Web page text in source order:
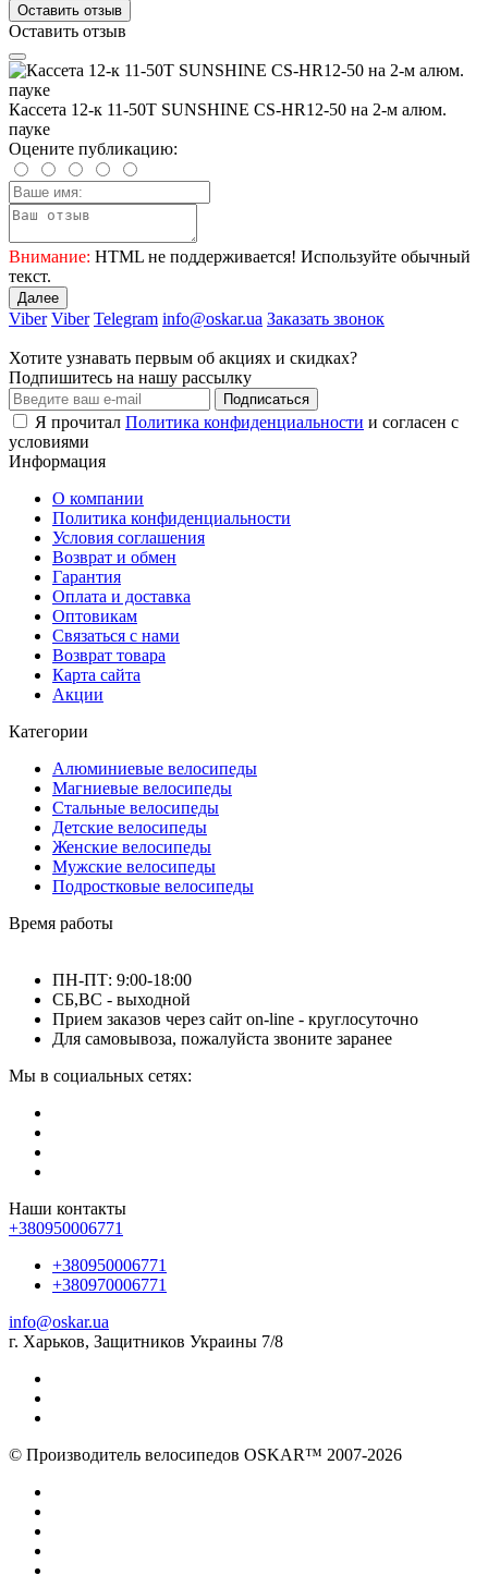
Оставить отзыв
Оставить отзыв
Кассета 12-к 11-50T SUNSHINE CS-HR12-50 на 2-м алюм.
пауке
Оцените публикацию:
Внимание: HTML не поддерживается! Используйте обычный
текст.
Далее
Viber Viber Telegram info@oskar.ua Заказать звонок
Хотите узнавать первым об акциях и скидках?
Подпишитесь на нашу рассылку
Подписаться
Я прочитал Политика конфиденциальности и согласен с
условиями
Информация
О компании
Политика конфиденциальности
Условия соглашения
Возврат и обмен
Гарантия
Оплата и доставка
Оптовикам
Связаться с нами
Возврат товара
Карта сайта
Акции
Категории
Алюминиевые велосипеды
Магниевые велосипеды
Стальные велосипеды
Детские велосипеды
Женские велосипеды
Мужские велосипеды
Подростковые велосипеды
Время работы
ПН-ПТ: 9:00-18:00
СБ,ВС - выходной
Прием заказов через сайт on-line - круглосуточно
Для самовывоза, пожалуйста звоните заранее
Мы в социальных сетях:
Наши контакты
+380950006771
+380950006771
+380970006771
info@oskar.ua
г. Харьков, Защитников Украины 7/8
© Производитель велосипедов OSKAR™ 2007-2026